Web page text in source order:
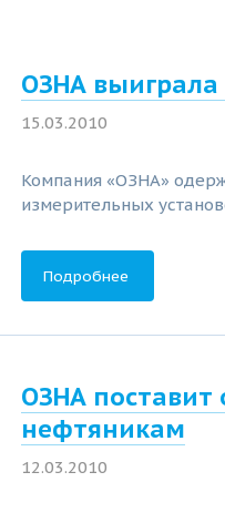
ОЗНА
15.03.2010
Компания «ОЗНА»
измерительных
Подробнее
ОЗНА поставит
нефтяникам
12.03.2010